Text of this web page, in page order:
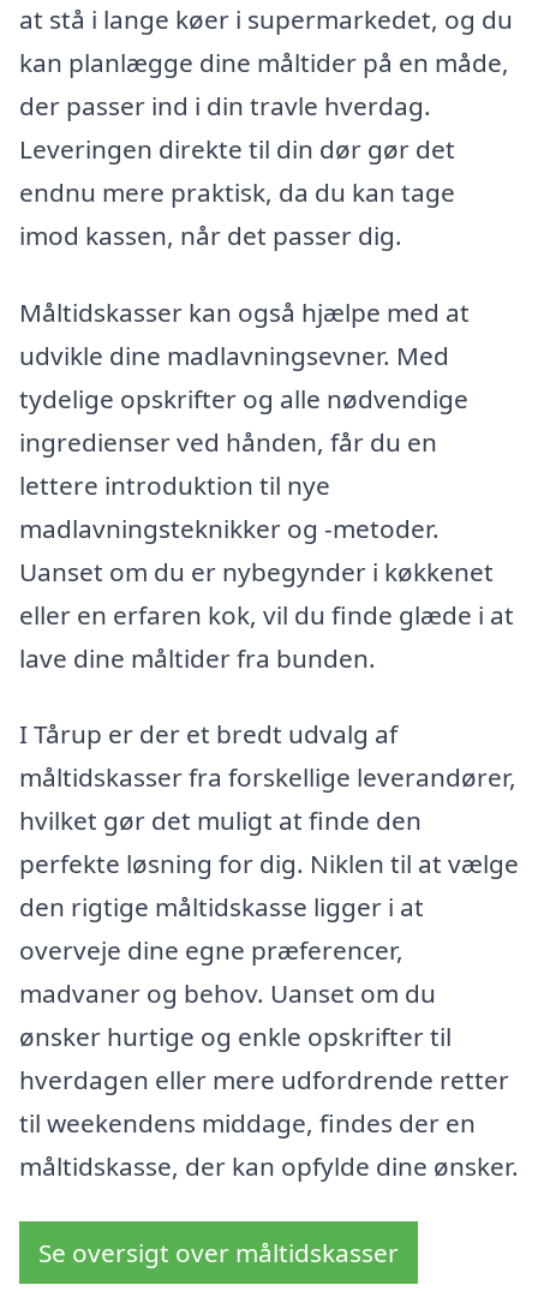
at stå i lange køer i supermarkedet, og du
kan planlægge dine måltider på en måde,
der passer ind i din travle hverdag.
Leveringen direkte til din dør gør det
endnu mere praktisk, da du kan tage
imod kassen, når det passer dig.
Måltidskasser kan også hjælpe med at
udvikle dine madlavningsevner. Med
tydelige opskrifter og alle nødvendige
ingredienser ved hånden, får du en
lettere introduktion til nye
madlavningsteknikker og -metoder.
Uanset om du er nybegynder i køkkenet
eller en erfaren kok, vil du finde glæde i at
lave dine måltider fra bunden.
I Tårup er der et bredt udvalg af
måltidskasser fra forskellige leverandører,
hvilket gør det muligt at finde den
perfekte løsning for dig. Niklen til at vælge
den rigtige måltidskasse ligger i at
overveje dine egne præferencer,
madvaner og behov. Uanset om du
ønsker hurtige og enkle opskrifter til
hverdagen eller mere udfordrende retter
til weekendens middage, findes der en
måltidskasse, der kan opfylde dine ønsker.
Se oversigt over måltidskasser